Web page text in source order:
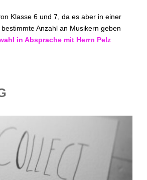
Klasse 6 und 7, da es aber in einer
Anzahl an Musikern geben
in Absprache mit Herrn Pelz